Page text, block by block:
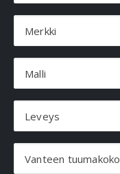
Merkki
Malli
Leveys
Vanteen tuumakoko